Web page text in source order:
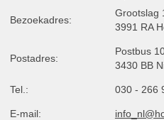
Bezoekadres:
Grootslag
3991 RA
Postadres:
Postbus
3430 BB
Tel.: 030 - 266
E-mail: